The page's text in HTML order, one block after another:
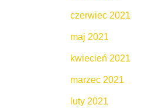
czerwiec 2021
maj 2021
kwiecień 2021
marzec 2021
luty 2021